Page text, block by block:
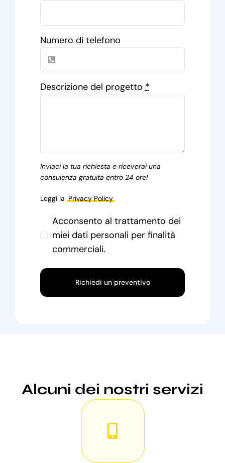
Numero di telefono
Descrizione del progetto*
Inviaci la tua richiesta e riceverai una
consulenza gratuita entro 24 ore!
Leggi la Privacy Policy
Acconsento al trattamento dei
miei dati personali per finalità
commerciali.
Richiedi un preventivo
Alcuni dei nostri servizi